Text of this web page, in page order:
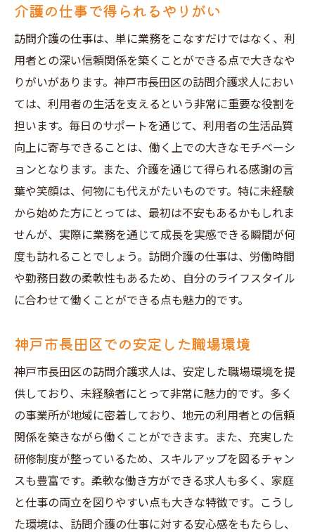
介護の仕事で得られるやりがい
訪問介護の仕事は、単に業務をこなすだけではなく、利
用者との深い信頼関係を築くことができる点で大きなや
りがいがあります。神戸市長田区の訪問介護求人におい
ては、利用者の生活を支えるという非常に重要な役割を
担います。毎日のサポートを通じて、利用者の生活品質
向上に寄与できることは、働く上での大きなモチベーシ
ョンとなります。また、介護を通じて得られる感謝の言
葉や笑顔は、何物にも代えがたいものです。特に未経験
から始めた方にとっては、最初は不安もあるかもしれま
せんが、実際に業務を通じて成長を実感できる瞬間が何
度も訪れることでしょう。訪問介護の仕事は、労働時間
や勤務日数の柔軟性もあるため、自分のライフスタイル
に合わせて働くことができる点も魅力的です。
神戸市長田区での安定した職場環境
神戸市長田区の訪問介護求人は、安定した職場環境を提
供しており、未経験者にとって非常に魅力的です。多く
の事業所が地域に密着しており、地元の利用者との信頼
関係を築きながら働くことができます。また、充実した
研修制度が整っているため、スキルアップを図るチャン
スも豊富です。柔軟な働き方ができる求人も多く、家庭
と仕事の両立を図りやすい点も大きな特徴です。こうし
た環境は、訪問介護の仕事に対する安心感をもたらし、